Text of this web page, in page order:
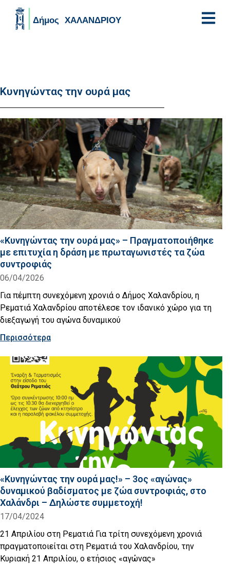
Κυνηγώντας την ουρά μας
«Κυνηγώντας την ουρά μας» – Πραγματοποιήθηκε
με επιτυχία η δράση με πρωταγωνιστές τα ζώα
συντροφιάς
06/04/2026
Για πέμπτη συνεχόμενη χρονιά ο Δήμος Χαλανδρίου, η
Ρεματιά Χαλανδρίου αποτέλεσε τον ιδανικό χώρο για τη
διεξαγωγή του αγώνα δυναμικού
Περισσότερα
«Κυνηγώντας την ουρά μας!» – 3ος «αγώνας»
δυναμικού βαδίσματος με ζώα συντροφιάς, στο
Χαλάνδρι – Δηλώστε συμμετοχή!
17/04/2024
21 Απριλίου στη Ρεματιά Για τρίτη συνεχόμενη χρονιά
πραγματοποιείται στη Ρεματιά του Χαλανδρίου, την
Κυριακή 21 Απριλίου, ο ετήσιος «αγώνας»